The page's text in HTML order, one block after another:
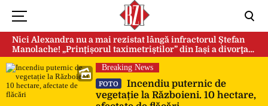
Nici Alexandra nu a mai rezistat lângă infractorul Ștefan
Manolache! „Prințișorul taximetriștilor” din Iași a divorţat
după doi ani de căsnicie
Breaking News
FOTO
Incendiu puternic de
vegetație la Războieni. 10 hectare,